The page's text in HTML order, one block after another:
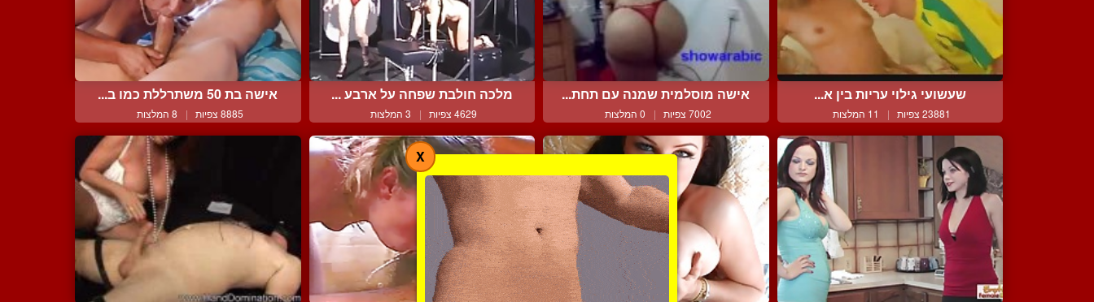
שעשועי גילוי עריות בין א...
23881 צפיות | 11 המלצות
אישה מוסלמית שמנה עם תחת...
7002 צפיות | 0 המלצות
מלכה חולבת שפחה על ארבע ...
4629 צפיות | 3 המלצות
אישה בת 50 משתרללת כמו ב...
8885 צפיות | 8 המלצות
X